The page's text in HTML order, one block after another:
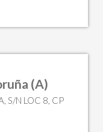
(A)
S/N LOC 8, CP